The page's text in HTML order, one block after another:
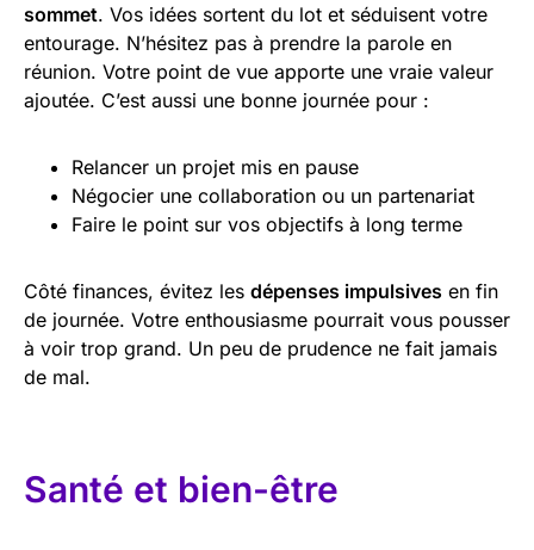
sommet. Vos idées sortent du lot et séduisent votre
entourage. N’hésitez pas à prendre la parole en
réunion. Votre point de vue apporte une vraie valeur
ajoutée. C’est aussi une bonne journée pour :
Relancer un projet mis en pause
Négocier une collaboration ou un partenariat
Faire le point sur vos objectifs à long terme
Côté finances, évitez les dépenses impulsives en fin
de journée. Votre enthousiasme pourrait vous pousser
à voir trop grand. Un peu de prudence ne fait jamais
de mal.
Santé et bien-être